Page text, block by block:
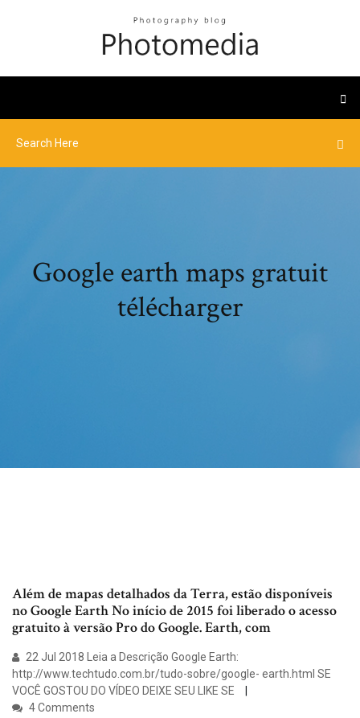
Google earth maps gratuit
télécharger
Além de mapas detalhados da Terra, estão disponíveis
no Google Earth No início de 2015 foi liberado o acesso
gratuito à versão Pro do Google. Earth, com
22 Jul 2018 Leia a Descrição Google Earth:
http://www.techtudo.com.br/tudo-sobre/google- earth.html SE
VOCÊ GOSTOU DO VÍDEO DEIXE SEU LIKE SE
4 Comments